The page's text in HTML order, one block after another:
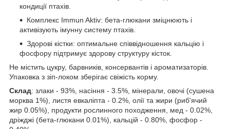
кондиції птахів.
Комплекс Immun Aktiv: бета-глюкани зміцнюють і
активізують імунну систему птахів.
Здорові кістки: оптимальне співвідношення кальцію і
фосфору підтримує здорову структуру кісток.
Не містить цукру, барвників, консервантів і ароматизаторів.
Упаковка з зіп-локом зберігає свіжість корму.
Склад: злаки - 93%, насіння - 3.5%, мінерали, овочі (сушена
морква 1%), листя евкаліпта - 0.2%, олії та жири (риб'ячий
жир 0.05%), продукти рослинного походження, мед - 0.02%,
дріжджі (бета-глюкани 0.01%), кальцій - 0.80%, фосфор -